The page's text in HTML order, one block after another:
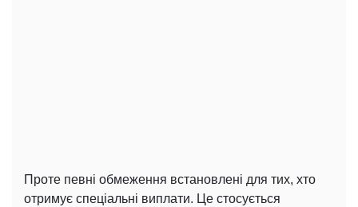
Проте певні обмеження встановлені для тих, хто
отримує спеціальні виплати. Це стосується